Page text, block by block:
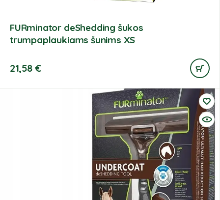
FURminator deShedding šukos
trumpaplaukiams šunims XS
21,58€